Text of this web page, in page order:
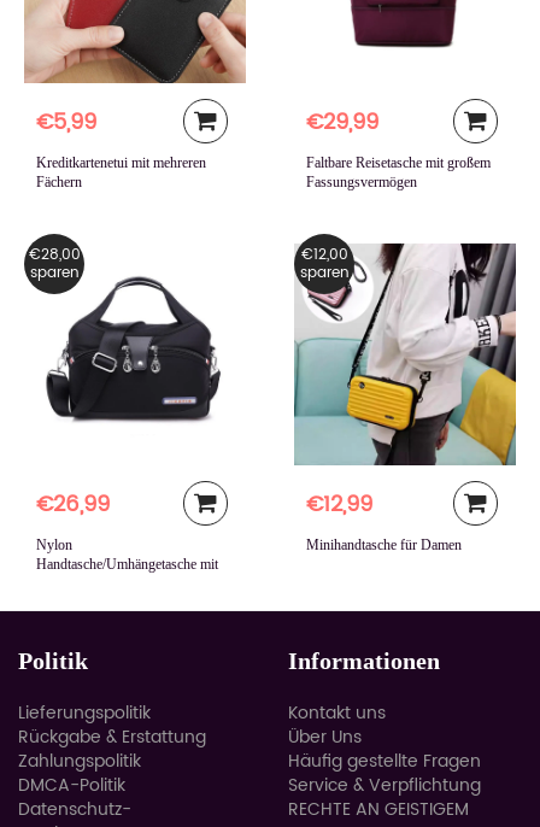
€5,99
Kreditkartenetui mit mehreren
Fächern
€29,99
Faltbare Reisetasche mit großem
Fassungsvermögen
€28,00
sparen
€26,99
Nylon
Handtasche/Umhängetasche mit
€12,00
sparen
€12,99
Minihandtasche für Damen
Politik
Lieferungspolitik
Rückgabe & Erstattung
Zahlungspolitik
DMCA-Politik
Datenschutz-
Informationen
Kontakt uns
Über Uns
Häufig gestellte Fragen
Service & Verpflichtung
RECHTE AN GEISTIGEM